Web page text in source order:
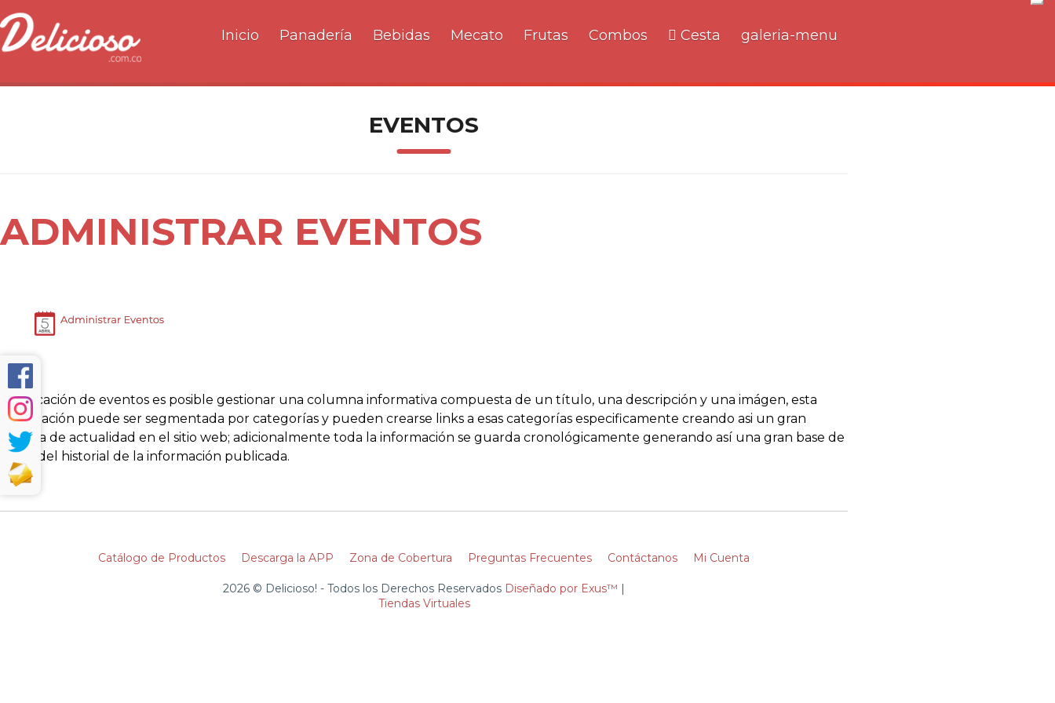
Inicio Panadería Bebidas Mecato Frutas Combos Cesta galeria-menu
EVENTOS
ADMINISTRAR EVENTOS
la aplicación de eventos es posible gestionar una columna informativa compuesta de un título, una descripción y una imágen, esta
información puede ser segmentada por categorías y pueden crearse links a esas categorías especificamente creando asi un gran
sistema de actualidad en el sitio web; adicionalmente toda la información se guarda cronológicamente generando así una gran base de
datos del historial de la información publicada.
Catálogo de Productos Descarga la APP Zona de Cobertura Preguntas Frecuentes Contáctanos Mi Cuenta
2026 © Delicioso! - Todos los Derechos Reservados Diseñado por Exus™
Tiendas Virtuales